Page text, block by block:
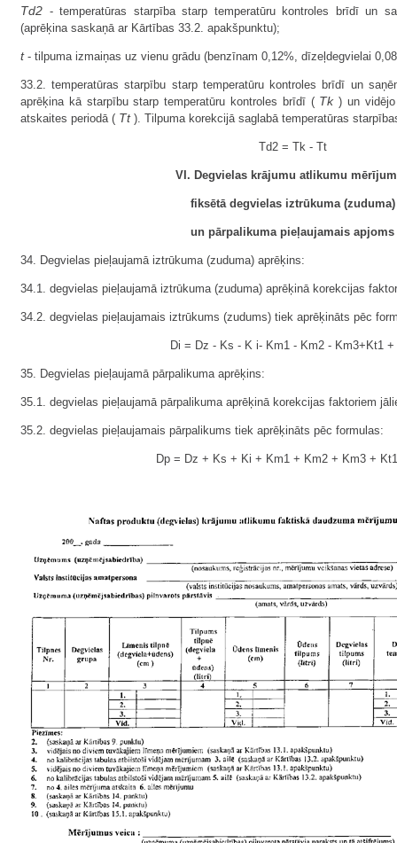
Td2 - temperatūras starpība starp temperatūru kontroles brīdī un
(aprēķina saskaņā ar Kārtības 33.2. apakšpunktu);
t- tilpuma izmaiņas uz vienu grādu (benzīnam 0,12%, dīzeļdegvielai
33.2. temperatūras starpību starp temperatūru kontroles brīdī un
aprēķina kā starpību starp temperatūru kontroles brīdī ( Tk) un vidējo
atskaites periodā ( Tt). Tilpuma korekcijā saglabā temperatūras
Td2 = Tk - Tt
VI. Degvielas krājumu atlikumu
fiksētā degvielas iztrūkuma (zuduma)
un pārpalikuma pieļaujamais apjoms
34. Degvielas pieļaujamā iztrūkuma (zuduma) aprēķins:
34.1. degvielas pieļaujamā iztrūkuma (zuduma) aprēķinā korekcijas
34.2. degvielas pieļaujamais iztrūkums (zudums) tiek aprēķināts pēc
Di = Dz - Ks - K i- Km1 - Km2 - Km3+Kt1 +
35. Degvielas pieļaujamā pārpalikuma aprēķins:
35.1. degvielas pieļaujamā pārpalikuma aprēķinā korekcijas faktoriem
35.2. degvielas pieļaujamais pārpalikums tiek aprēķināts pēc formulas:
Dp = Dz + Ks + Ki + Km1 + Km2 + Km3 +